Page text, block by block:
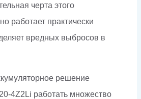
черта этого
работает практически
вредных выбросов в
решение
4Z2Li работать множество